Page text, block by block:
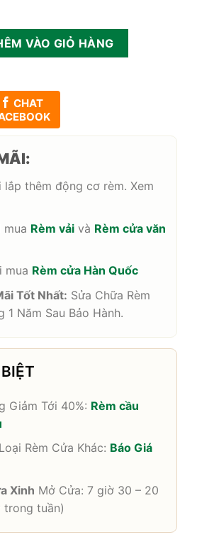
nắng cản sáng giá tốt số lượng
VÀO GIỎ HÀNG
CHAT
lắp thêm động cơ rèm. Xem
mua Rèm vải và Rèm cửa văn
mua Rèm cửa Hàn Quốc
Tốt Nhất: Sửa Chữa Rèm
1 Năm Sau Bảo Hành.
Giảm Tới 40%: Rèm cầu
Rèm Cửa Khác: Báo Giá
Xinh Mở Cửa: 7 giờ 30 – 20
trong tuần)